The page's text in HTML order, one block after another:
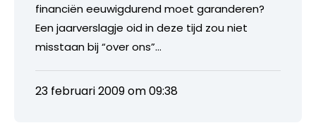
financiën eeuwigdurend moet garanderen?
Een jaarverslagje oid in deze tijd zou niet
misstaan bij “over ons”…
23 februari 2009 om 09:38